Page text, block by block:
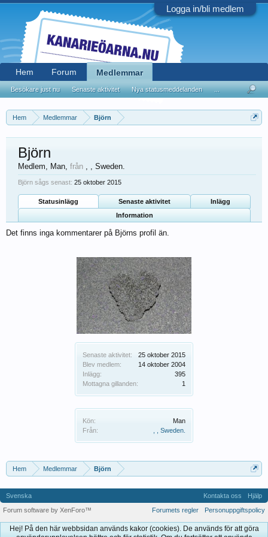
Logga in/bli medlem
Hem Medlemmar Björn
Senaste aktivitet:
25 oktober 2015
Blev medlem:
14 oktober 2004
Inlägg:
395
Mottagna gillanden:
1
Kön:
Man
Från:
, , Sweden.
Björn
Medlem, Man, från , , Sweden.
Björn sågs senast: 25 oktober 2015
Statusinlägg Senaste aktivitet
Inlägg
Information
Det finns inga kommentarer på Björns profil än.
Hem Medlemmar Björn
Hem Forum Medlemmar
Besökare just nu Senaste aktivitet Nya statusmeddelanden ...
Svenska Kontakta oss
Hjälp
Forumets regler
Personuppgiftspolicy
Forum software by XenForo™
Hej! På den här webbsidan används kakor (cookies). De används för att göra